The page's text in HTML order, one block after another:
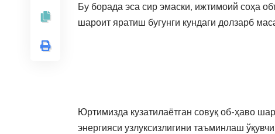
Бу борада эса сир эмаски, ижтимоий соҳа
шароит яратиш бугунги кундаги долзарб
Юртимизда кузатилаётган совуқ об-ҳаво
энергияси узлуксизлигини таъминлаш